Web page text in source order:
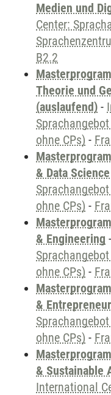
Medien und
Center:
B2.2
Theorie und
(auslaufend) -
ohne CPs) -
& Data Science
ohne CPs) -
& Engineering -
ohne CPs) -
&
ohne CPs) -
& Sustainable
International